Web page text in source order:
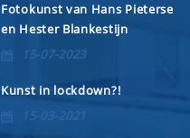
Fotokunst van Hans Pieterse
en Hester Blankestijn
15-07-2023
Kunst in lockdown?!
15-03-2021